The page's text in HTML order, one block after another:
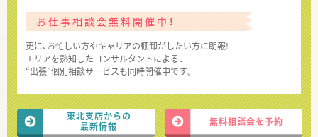
お仕事相談会無料開催中！
更に、お忙しい方やキャリアの棚卸がしたい方に朗報!
エリアを熟知したコンサルタントによる、
“出張”個別相談サービスも同時開催中です。
東北支店からの
最新情報
無料相談会を予約